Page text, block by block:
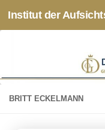
Zum Inhalt springen
Institut der
BRITT ECKELMANN